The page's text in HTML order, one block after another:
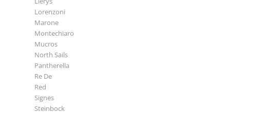
Lorenzoni
Marone
Montechiaro
Mucros
North Sails
Pantherella
Re De
Red
Signes
Steinbock